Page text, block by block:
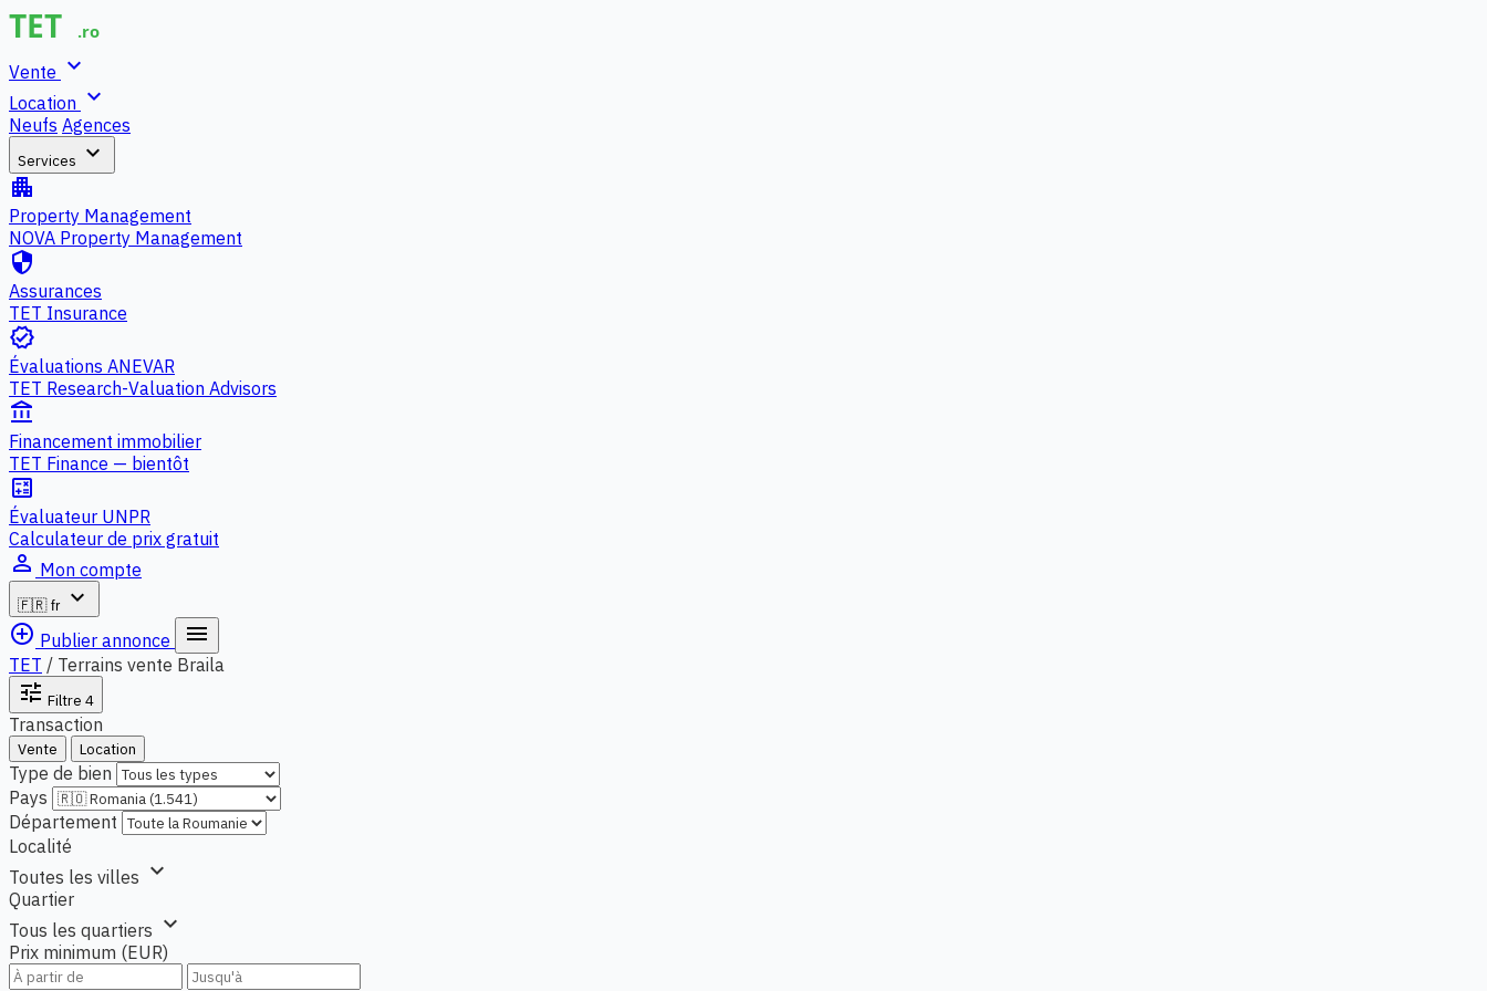
Vente expand_more
Location expand_more
Neufs Agences
Services expand_more
apartment
Property Management
NOVA Property Management
security
Assurances
TET Insurance
verified
Évaluations ANEVAR
TET Research-Valuation Advisors
account_balance
Financement immobilier
TET Finance — bientôt
calculate
Évaluateur UNPR
Calculateur de prix gratuit
person_outline Mon compte
🇫🇷 fr
expand_more
add_circle_outline Publier annonce menu
TET / Terrains vente Braila
tune Filtre 4
Transaction
Vente Location
Type de bien
Pays
Département
Localité
Toutes les villes expand_more
Quartier
Tous les quartiers expand_more
Prix minimum (EUR)